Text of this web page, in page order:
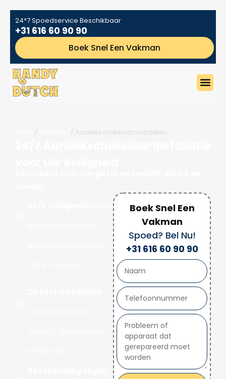
24*7 Spoedservice Beschikbaar
+31 616 60 90 90
Boek Snel Een Vakman
/ / Aardlekschakelaar installeren
Boek Snel Een
Vakman
Spoed? Bel Nu!
+31 616 60 90 90